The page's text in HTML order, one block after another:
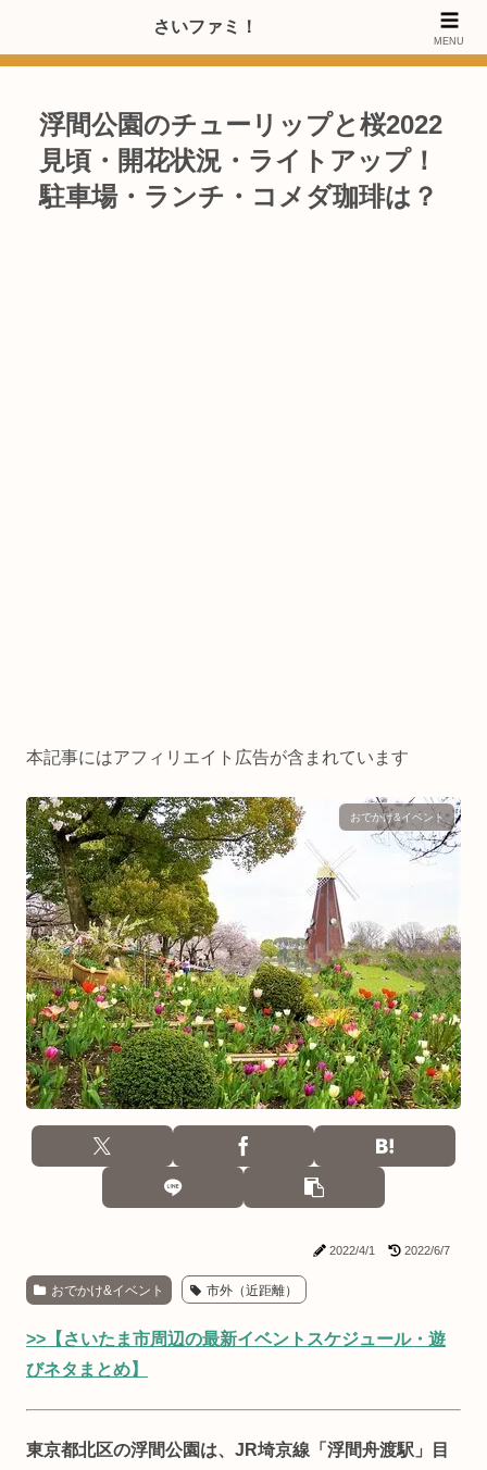
>>【PRのご協力内容更新しました】さいたま市のファミリー世代・20～
浮間公園のチューリップと桜2022
見頃・開花状況・ライトアップ！
駐車場・ランチ・コメダ珈琲は？
本記事にはアフィリエイト広告が含まれています
おでかけ&イベント
2022/4/1 2022/6/7
おでかけ&イベント 市外（近距離）
>>【さいたま市周辺の最新イベントスケジュール・遊
びネタまとめ】
東京都北区の浮間公園は、JR埼京線「浮間舟渡駅」目
さいファミ！
MENU